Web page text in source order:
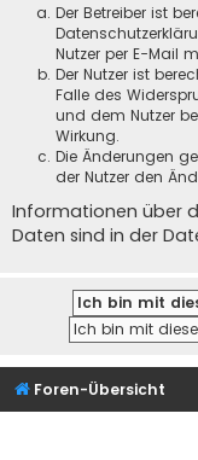
Der Betreiber ist
Nutzer per E-Mail
Der Nutzer ist
Falle des
und dem Nutzer
Wirkung.
Die Änderungen
der Nutzer den
Informationen über
Daten sind in der
Foren-Übersicht